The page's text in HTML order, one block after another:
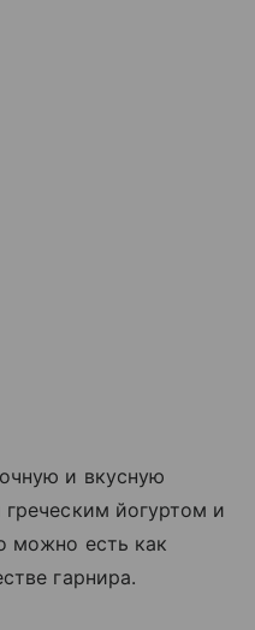
и вкусную
йогуртом и
можно есть как
гарнира.